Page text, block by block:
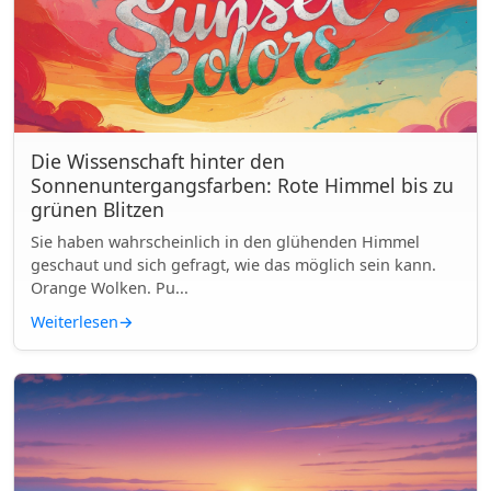
Die Wissenschaft hinter den
Sonnenuntergangsfarben: Rote Himmel bis zu
grünen Blitzen
Sie haben wahrscheinlich in den glühenden Himmel
geschaut und sich gefragt, wie das möglich sein kann.
Orange Wolken. Pu...
Weiterlesen→